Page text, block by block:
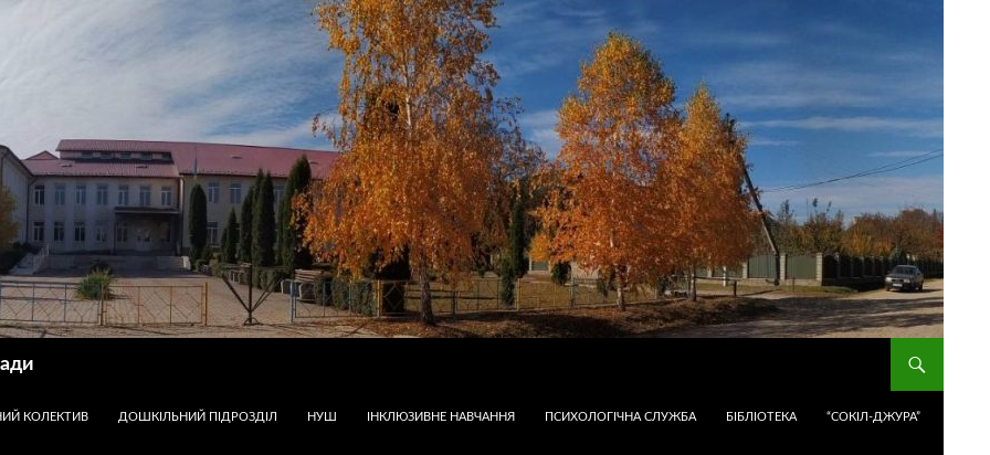
КОЛЕКТИВ ДОШКІЛЬНИЙ ПІДРОЗДІЛ НУШ ІНКЛЮЗИВНЕ НАВЧАННЯ ПСИХОЛОГІЧНА СЛУЖБА БІБЛІОТЕКА “СОКІЛ-ДЖУРА”